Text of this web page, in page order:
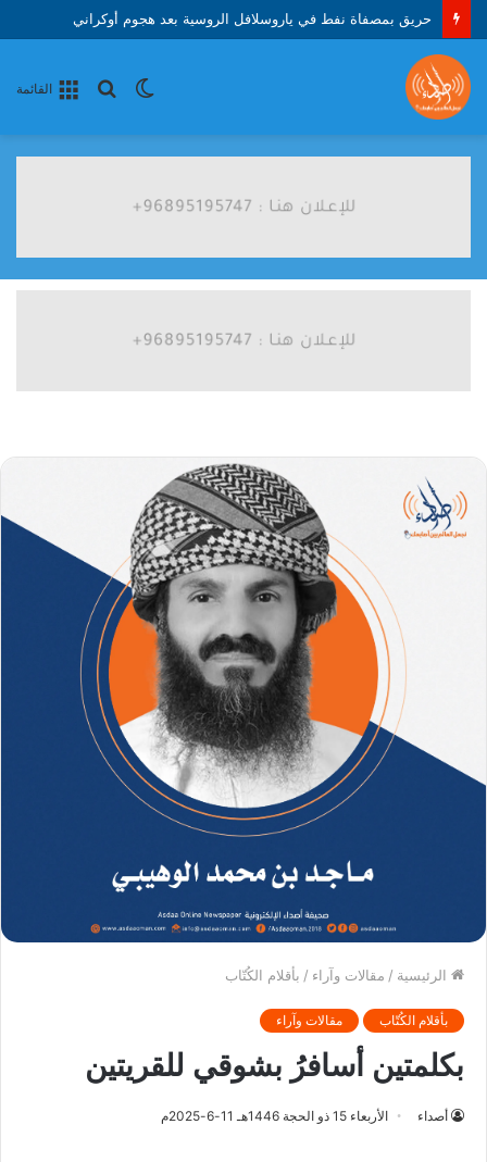
حريق بمصفاة نفط في ياروسلافل الروسية بعد هجوم أوكراني
القائمة
بحث الوضع
الرئيسية / مقالات وآراء / بأقلام الكُتّاب
بأقلام الكُتّاب مقالات وآراء
بكلمتين أسافرُ بشوقي للقريتين
أصداء الأربعاء 15 ذو الحجة 1446هـ 11-6-2025م